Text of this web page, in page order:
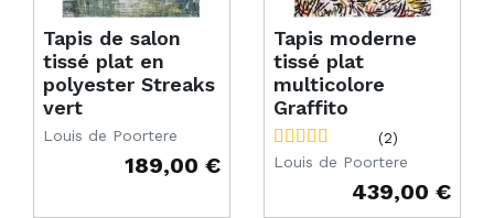
Tapis de salon
tissé plat en
polyester Streaks
vert
Louis de Poortere
189,00 €
Tapis moderne
tissé plat
multicolore
Graffito
(2)
Louis de Poortere
439,00 €